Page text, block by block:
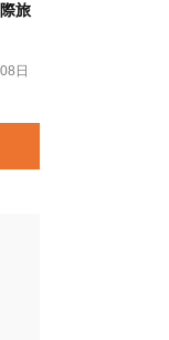
旅
日